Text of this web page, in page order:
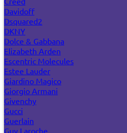
Davidoff
Dsquared2
DKNY
Dolce & Gabbana
Elizabeth Arden
Escentric Molecules
Estee Lauder
Giardino Magico
Giorgio Armani
Givenchy
Gucci
Guerlain
Guy Laroche